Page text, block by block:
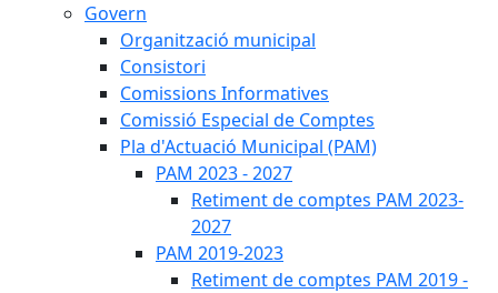
Govern
Organització municipal
Consistori
Comissions Informatives
Comissió Especial de Comptes
Pla d'Actuació Municipal (PAM)
PAM 2023 - 2027
Retiment de comptes PAM 2023-
2027
PAM 2019-2023
Retiment de comptes PAM 2019 -